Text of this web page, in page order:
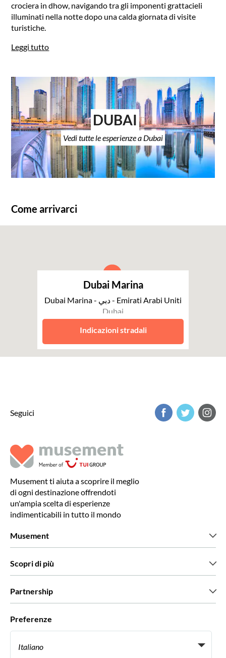
crociera in dhow, navigando tra gli imponenti grattacieli
illuminati nella notte dopo una calda giornata di visite
turistiche.
Leggi tutto
DUBAI
Vedi tutte le esperienze a Dubai
Come arrivarci
Dubai Marina
Dubai Marina - دبي - Emirati Arabi Uniti
Dubai
Indicazioni stradali
Seguici
Musement ti aiuta a scoprire il meglio
di ogni destinazione offrendoti
un'ampia scelta di esperienze
indimenticabili in tutto il mondo
Musement
Stampa
Green & Fair Experiences
Scopri di più
Tour personalizzati
Partnership
Preferenze
Italiano